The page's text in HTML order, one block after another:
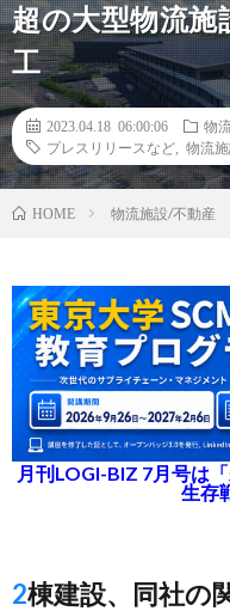
超の大型物流
工
2023.04.18 06:00:06
物
プレスリリースなど
物流施
HOME 物流施設/不動産
月刊LOGI-BIZ 7月号は
生存
2棟建設、同社